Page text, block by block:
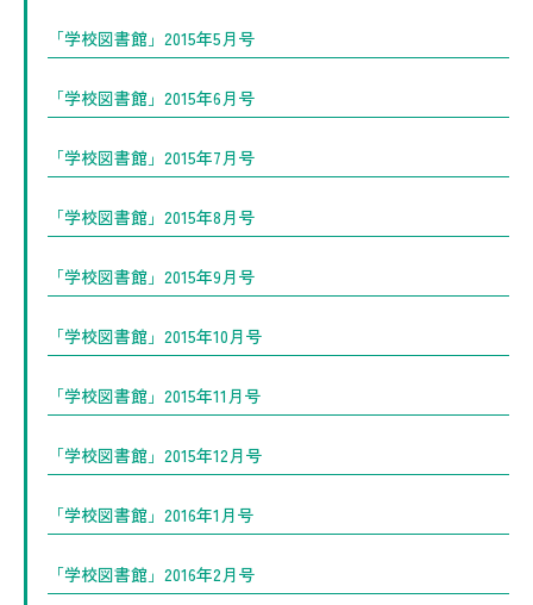
「学校図書館」2015年5月号
「学校図書館」2015年6月号
「学校図書館」2015年7月号
「学校図書館」2015年8月号
「学校図書館」2015年9月号
「学校図書館」2015年10月号
「学校図書館」2015年11月号
「学校図書館」2015年12月号
「学校図書館」2016年1月号
「学校図書館」2016年2月号